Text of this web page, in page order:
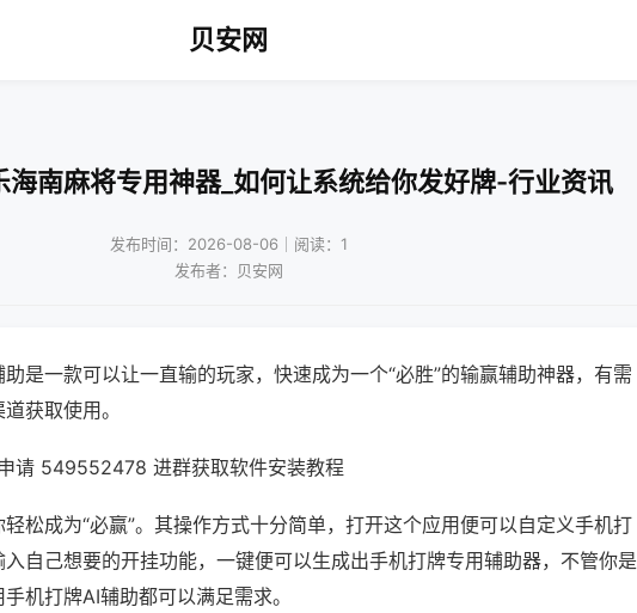
贝安网
海南麻将专用神器_如何让系统给你发好牌-行业资讯
发布时间：2026-08-06｜阅读：1
发布者：贝安网
是一款可以让一直输的玩家，快速成为一个“必胜”的输赢辅助神器，有需
获取使用。
请 549552478 进群获取软件安装教程
松成为“必赢”。其操作方式十分简单，打开这个应用便可以自定义手机打
自己想要的开挂功能，一键便可以生成出手机打牌专用辅助器，不管你是
机打牌AI辅助都可以满足需求。